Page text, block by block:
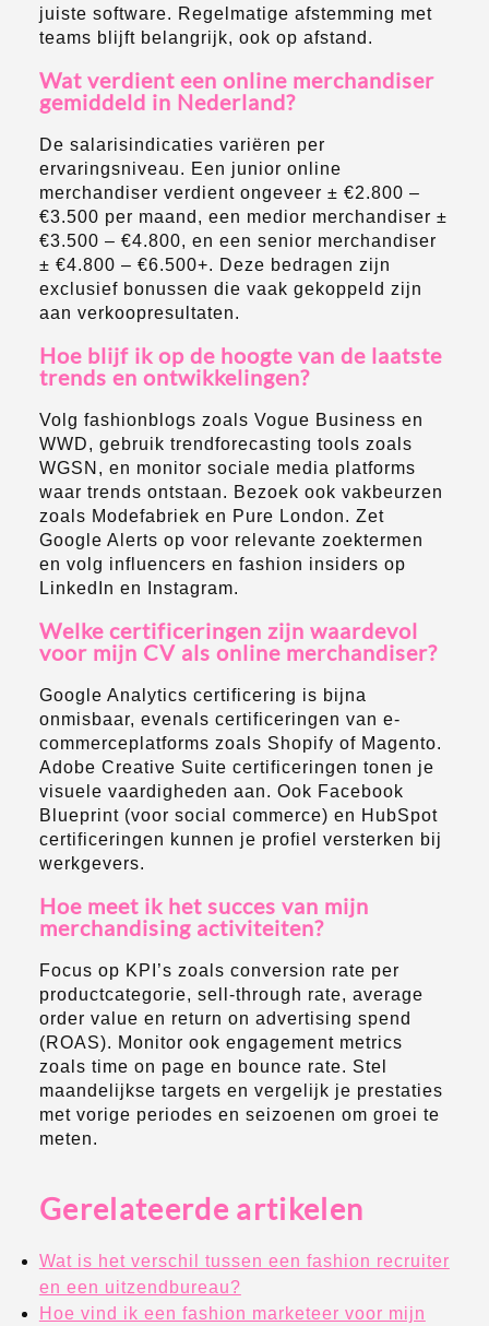
juiste software. Regelmatige afstemming met
teams blijft belangrijk, ook op afstand.
Wat verdient een online merchandiser
gemiddeld in Nederland?
De salarisindicaties variëren per
ervaringsniveau. Een junior online
merchandiser verdient ongeveer ± €2.800 –
€3.500 per maand, een medior merchandiser ±
€3.500 – €4.800, en een senior merchandiser
± €4.800 – €6.500+. Deze bedragen zijn
exclusief bonussen die vaak gekoppeld zijn
aan verkoopresultaten.
Hoe blijf ik op de hoogte van de laatste
trends en ontwikkelingen?
Volg fashionblogs zoals Vogue Business en
WWD, gebruik trendforecasting tools zoals
WGSN, en monitor sociale media platforms
waar trends ontstaan. Bezoek ook vakbeurzen
zoals Modefabriek en Pure London. Zet
Google Alerts op voor relevante zoektermen
en volg influencers en fashion insiders op
LinkedIn en Instagram.
Welke certificeringen zijn waardevol
voor mijn CV als online merchandiser?
Google Analytics certificering is bijna
onmisbaar, evenals certificeringen van e-
commerceplatforms zoals Shopify of Magento.
Adobe Creative Suite certificeringen tonen je
visuele vaardigheden aan. Ook Facebook
Blueprint (voor social commerce) en HubSpot
certificeringen kunnen je profiel versterken bij
werkgevers.
Hoe meet ik het succes van mijn
merchandising activiteiten?
Focus op KPI’s zoals conversion rate per
productcategorie, sell-through rate, average
order value en return on advertising spend
(ROAS). Monitor ook engagement metrics
zoals time on page en bounce rate. Stel
maandelijkse targets en vergelijk je prestaties
met vorige periodes en seizoenen om groei te
meten.
Gerelateerde artikelen
Wat is het verschil tussen een fashion recruiter
en een uitzendbureau?
Hoe vind ik een fashion marketeer voor mijn